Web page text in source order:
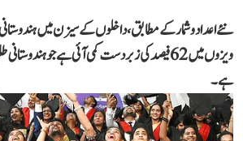
ویزوں میں 62 فیصد کی زبردست کمی آئی ہے جو
ہے۔